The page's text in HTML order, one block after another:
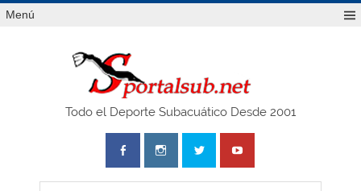
Saltar
alMenú
Todo el Deporte Subacuático Desde 2001